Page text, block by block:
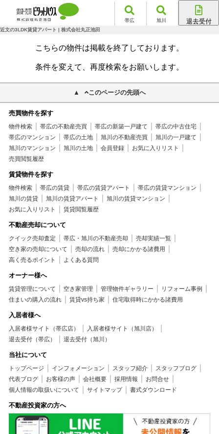
帯広 旭川 退去受付
近文の3LDK賃貸アパート | 株式会社丸正池田
こちらの物件は掲載を終了しております。
条件を変えて、再度検索をお願いします。
このページの先頭へ
売買物件を探す
物件検索 帯広の不動産売買 帯広の新築一戸建て
帯広の中古住宅
帯広のマンション
帯広の土地 旭川の不動産売買
旭川の一戸建て
旭川のマンション
旭川の土地 会員登録
お気に入りリスト
売買閲覧履歴
賃貸物件を探す
物件検索 帯広の賃貸 帯広の賃貸アパート
帯広の賃貸マンション
旭川の賃貸
旭川の賃貸アパート
旭川の賃貸マンション
お気に入りリスト
賃貸閲覧履歴
不動産売却について
クイック売却査定 帯広・旭川の不動産売却
売却実績一覧
空き家の売却について
売却の流れ
売却にかかる諸費用
高く売るポイント
よくある質問
オーナー様へ
賃貸管理について 空き家管理 管理物件ギャラリー
リフォーム事例
住まいの購入の流れ
賃貸vs持ち家 住宅取得時にかかる諸費用
入居者様へ
入居者様サイト（帯広店）
入居者様サイト（旭川店）
退去受付（帯広）
退去受付（旭川）
当社について
トップページ インフォメーション スタッフ紹介
スタッフブログ
代表ブログ
お客様の声 会社概要 採用情報
お問合せ
個人情報の取扱いについて
サイトマップ 書式ダウンロード
不動産投資家の方へ